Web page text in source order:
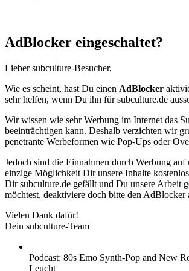
AdBlocker eingeschaltet?
Lieber subculture-Besucher,
Wie es scheint, hast Du einen AdBlocker
sehr helfen, wenn Du ihn für subculture.de
Wir wissen wie sehr Werbung im Internet das
beeinträchtigen kann. Deshalb verzichten wir
penetrante Werbeformen wie Pop-Ups oder
Jedoch sind die Einnahmen durch Werbung auf
einzige Möglichkeit Dir unsere Inhalte
Dir subculture.de gefällt und Du unsere Arbeit
möchtest, deaktiviere doch bitte den AdBlocker
Vielen Dank dafür!
Dein subculture-Team
Podcast: 80s Emo Synth-Pop and New
Leucht